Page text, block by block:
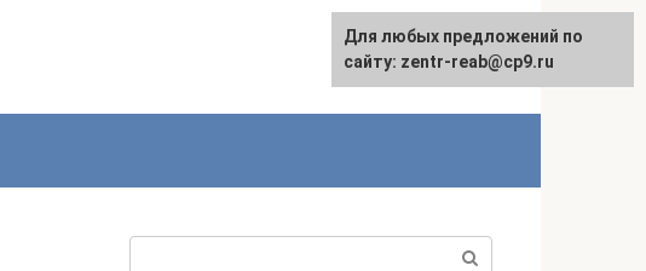
Для любых предложений по
сайту: zentr-reab@cp9.ru